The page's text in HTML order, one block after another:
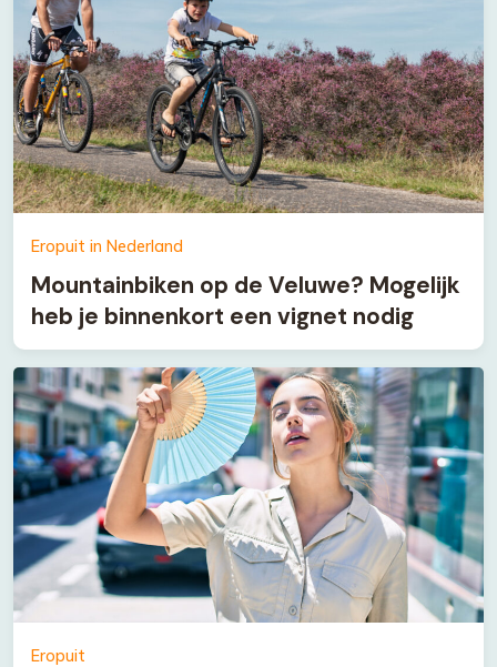
Eropuit in Nederland
Mountainbiken op de Veluwe? Mogelijk
heb je binnenkort een vignet nodig
Eropuit